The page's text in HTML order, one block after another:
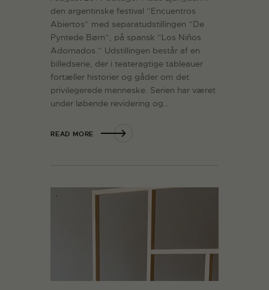
den argentinske festival ”Encuentros
Abiertos” med separatudstillingen ”De
Pyntede Børn”, på spansk ”Los Niños
Adornados.” Udstillingen består af en
billedserie, der i teateragtige tableauer
fortæller historier og gåder om det
privilegerede menneske. Serien har været
under løbende revidering og…
READ MORE